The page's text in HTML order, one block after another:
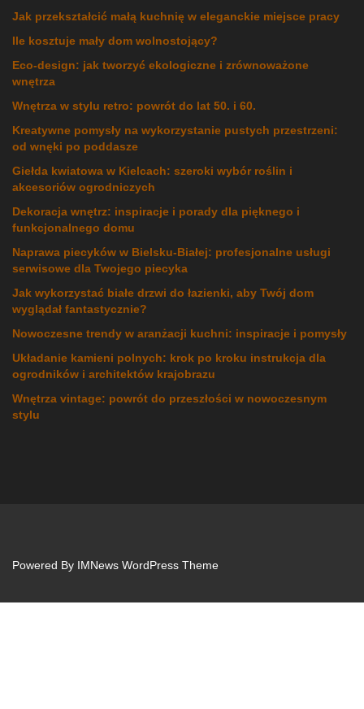
Jak przekształcić małą kuchnię w eleganckie miejsce pracy
Ile kosztuje mały dom wolnostojący?
Eco-design: jak tworzyć ekologiczne i zrównoważone
wnętrza
Wnętrza w stylu retro: powrót do lat 50. i 60.
Kreatywne pomysły na wykorzystanie pustych przestrzeni:
od wnęki po poddasze
Giełda kwiatowa w Kielcach: szeroki wybór roślin i
akcesoriów ogrodniczych
Dekoracja wnętrz: inspiracje i porady dla pięknego i
funkcjonalnego domu
Naprawa piecyków w Bielsku-Białej: profesjonalne usługi
serwisowe dla Twojego piecyka
Jak wykorzystać białe drzwi do łazienki, aby Twój dom
wyglądał fantastycznie?
Nowoczesne trendy w aranżacji kuchni: inspiracje i pomysły
Układanie kamieni polnych: krok po kroku instrukcja dla
ogrodników i architektów krajobrazu
Wnętrza vintage: powrót do przeszłości w nowoczesnym
stylu
Powered By IMNews WordPress Theme